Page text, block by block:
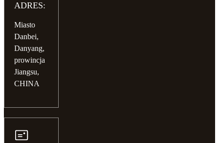
ADRES:
Miasto
Danbei,
Danyang,
prowincja
Jiangsu,
CHINA